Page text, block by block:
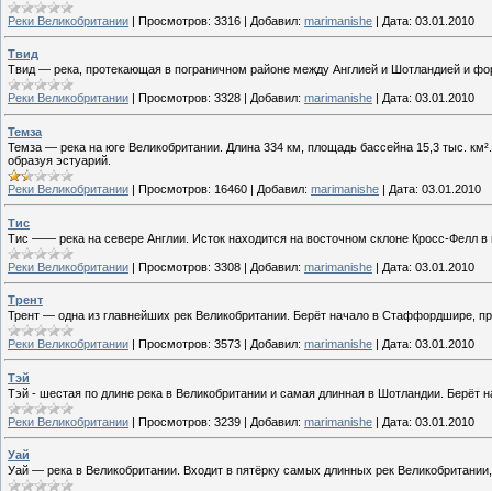
Реки Великобритании | Просмотров: 3316 | Добавил: marimanishe | Дата: 03.01.2010
Твид
Твид — река, протекающая в пограничном районе между Англией и Шотландией и
Реки Великобритании | Просмотров: 3328 | Добавил: marimanishe | Дата: 03.01.2010
Темза
Темза — река на юге Великобритании. Длина 334 км, площадь бассейна 15,3 тыс.
образуя эстуарий.
Реки Великобритании | Просмотров: 16460 | Добавил: marimanishe | Дата: 03.01.2010
Тис
Тис —— река на севере Англии. Исток находится на восточном склоне Кросс-Фелл
Реки Великобритании | Просмотров: 3308 | Добавил: marimanishe | Дата: 03.01.2010
Трент
Трент — одна из главнейших рек Великобритании. Берёт начало в Стаффордшире,
Реки Великобритании | Просмотров: 3573 | Добавил: marimanishe | Дата: 03.01.2010
Тэй
Тэй - шестая по длине река в Великобритании и самая длинная в Шотландии. Берёт
Реки Великобритании | Просмотров: 3239 | Добавил: marimanishe | Дата: 03.01.2010
Уай
Уай — река в Великобритании. Входит в пятёрку самых длинных рек